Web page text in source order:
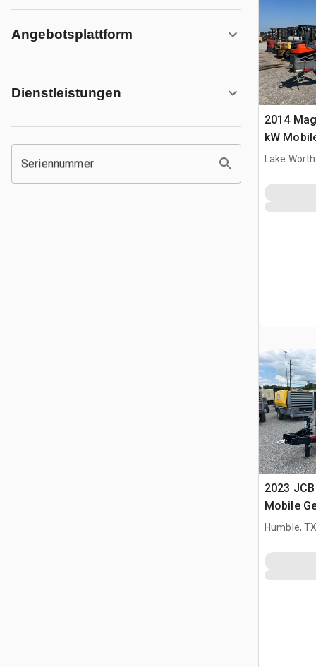
Angebotsplattform
Dienstleistungen
Seriennummer
2014
kW
Lake
2023
Mobile
Humble,